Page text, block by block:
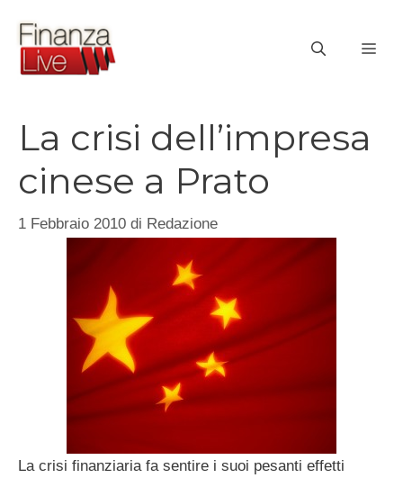
contenuto
La crisi dell’impresa
cinese a Prato
1 Febbraio 2010 di Redazione
La crisi finanziaria fa sentire i suoi pesanti effetti